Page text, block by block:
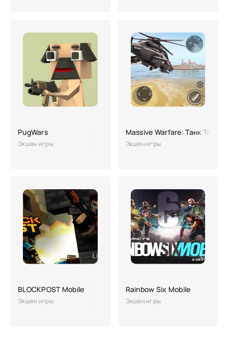
PugWars
Экшен игры
Massive Warfare: Танк Тандер
Экшен игры
BLOCKPOST Mobile
Экшен игры
Rainbow Six Mobile
Экшен игры